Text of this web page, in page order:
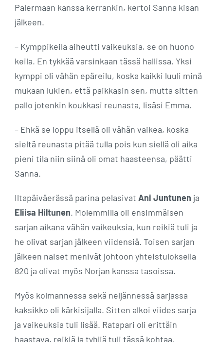
Palermaan kanssa kerrankin, kertoi Sanna kisan
jälkeen.
– Kymppikeila aiheutti vaikeuksia, se on huono
keila. En tykkää varsinkaan tässä hallissa. Yksi
kymppi oli vähän epäreilu, koska kaikki luuli minä
mukaan lukien, että paikkasin sen, mutta sitten
pallo jotenkin koukkasi reunasta, lisäsi Emma.
– Ehkä se loppu itsellä oli vähän vaikea, koska
sieltä reunasta pitää tulla pois kun siellä oli aika
pieni tila niin siinä oli omat haasteensa, päätti
Sanna.
Iltapäiväerässä parina pelasivat Ani Juntunen ja
Eliisa Hiltunen. Molemmilla oli ensimmäisen
sarjan aikana vähän vaikeuksia, kun reikiä tuli ja
he olivat sarjan jälkeen viidensiä. Toisen sarjan
jälkeen naiset menivät johtoon yhteistuloksella
820 ja olivat myös Norjan kanssa tasoissa.
Myös kolmannessa sekä neljännessä sarjassa
kaksikko oli kärkisijalla. Sitten alkoi viides sarja
ja vaikeuksia tuli lisää. Ratapari oli erittäin
haastava, reikiä ja tyhjiä tuli tässä kohtaa.